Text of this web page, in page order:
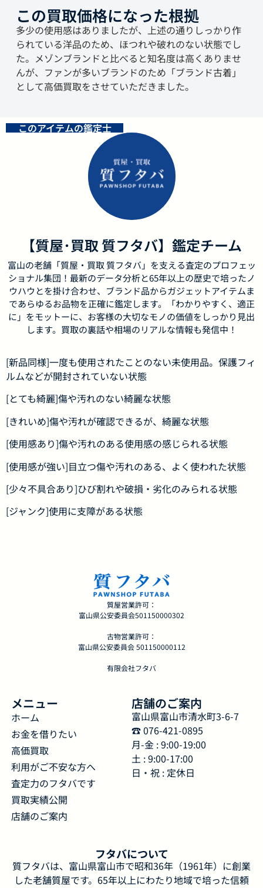
この買取価格になった根拠
多少の使用感はありましたが、上述の通りしっかり作
られている洋品のため、ほつれや破れのない状態でし
た。メゾンブランドと比べると知名度は高くありませ
んが、ファンが多いブランドのため「ブランド古着」
として高価買取をさせていただきました。
このアイテムの鑑定士
【質屋･買取 質フタバ】鑑定チーム
富山の老舗「質屋・買取 質フタバ」を支える査定のプロフェッ
ショナル集団！最新のデータ分析と65年以上の歴史で培ったノ
ウハウとを掛け合わせ、ブランド品からガジェットアイテムま
であらゆるお品物を正確に鑑定します。「わかりやすく、適正
に」をモットーに、お客様の大切なモノの価値をしっかり見出
します。買取の裏話や相場のリアルな情報も発信中！
[新品同様]一度も使用されたことのない未使用品。保護フィ
ルムなどが開封されていない状態
[とても綺麗]傷や汚れのない綺麗な状態
[きれいめ]傷や汚れが確認できるが、綺麗な状態
[使用感あり]傷や汚れのある使用感の感じられる状態
[使用感が強い]目立つ傷や汚れのある、よく使われた状態
[少々不具合あり]ひび割れや破損・劣化のみられる状態
[ジャンク]使用に支障がある状態
質屋営業許可：
富山県公安委員会501150000302
古物営業許可：
富山県公安委員会 501150000112
有限会社フタバ
メニュー
ホーム
お金を借りたい
高価買取
利用がご不安な方へ
査定力のフタバです
買取実績公開
店舗のご案内
店舗のご案内
富山県富山市清水町3-6-7
☎︎ 076-421-0895
月-金 : 9:00-19:00
土 : 9:00-17:00
日・祝 : 定休日
フタバについて
質フタバは、富山県富山市で昭和36年（1961年）に創業
した老舗質屋です。65年以上にわたり地域で培った信頼